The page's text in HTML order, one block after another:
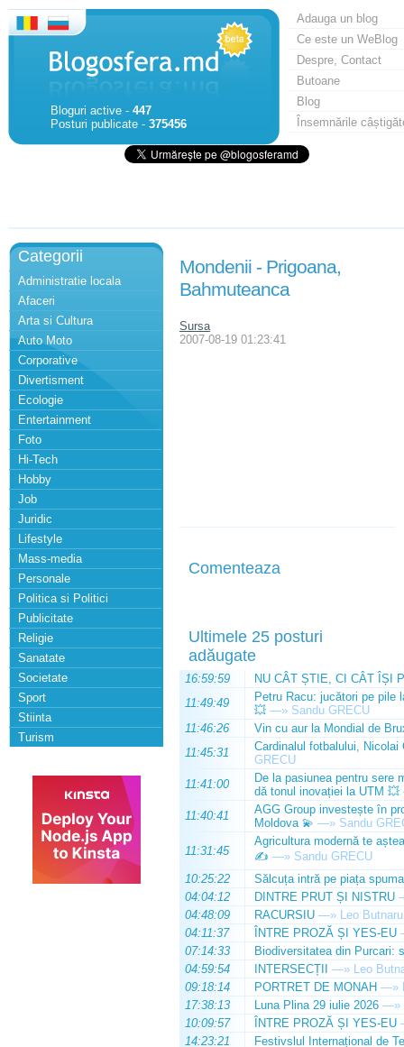
Bloguri active - 447
Posturi publicate - 375456
Adauga un blog
Ce este un WeBlog
Despre, Contact
Butoane
Blog
Însemnările
Categorii
Administratie locala
Afaceri
Arta si Cultura
Auto Moto
Corporative
Divertisment
Ecologie
Entertainment
Foto
Hi-Tech
Hobby
Job
Juridic
Lifestyle
Mass-media
Personale
Politica si Politici
Publicitate
Religie
Sanatate
Societate
Sport
Stiinta
Turism
Mondenii - Prigoana,
Bahmuteanca
Sursa
2007-08-19 01:23:41
Comenteaza
Ultimele 25 posturi
adăugate
16:59:59
NU CÂT ȘTIE, CI CÂT ÎȘI
11:49:49
Petru Racu: jucători pe pile
💥 —» Sandu GRECU
11:46:26
Vin cu aur la Mondial de
11:45:31
Cardinalul fotbalului,
GRECU
11:41:00
De la pasiunea pentru sere
dă tonul inovației la UTM 💥
11:40:41
AGG Group investește în
Moldova 💫 —» Sandu
11:31:45
Agricultura modernă te
✍️ —» Sandu GRECU
10:25:22
Sălcuța intră pe piața
04:04:12
DINTRE PRUT ȘI NISTRU
04:48:09
RACURSIU —» Leo Butnaru
04:11:37
ÎNTRE PROZĂ ȘI YES-EU
07:14:33
Biodiversitatea din Purcari:
04:59:54
INTERSECȚII —» Leo
09:18:14
PORTRET DE MONAH —»
17:38:13
Luna Plina 29 iulie 2026 —»
10:09:57
ÎNTRE PROZĂ ȘI YES-EU
14:23:21
Festivslul Internațional de